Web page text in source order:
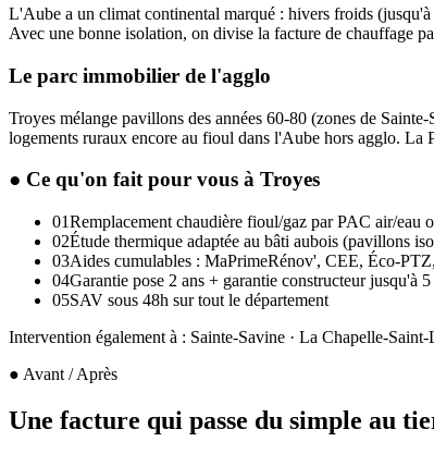
L'Aube a un climat continental marqué : hivers froids (jusqu'à
Avec une bonne isolation, on divise la facture de chauffage
Le parc immobilier de l'agglo
Troyes mélange pavillons des années 60-80 (zones de
logements ruraux encore au fioul dans l'Aube hors agglo. La
● Ce qu'on fait pour vous à Troyes
01Remplacement chaudière fioul/gaz par PAC air/eau
02Étude thermique adaptée au bâti aubois (pavillons
03Aides cumulables : MaPrimeRénov', CEE, Éco-
04Garantie pose 2 ans + garantie constructeur jusqu'à 5
05SAV sous 48h sur tout le département
Intervention également à : Sainte-Savine · La Chapelle-
● Avant / Après
Une facture qui passe du simple au